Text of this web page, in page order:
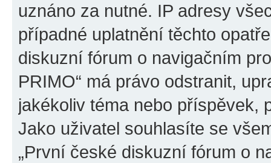
uznáno za nutné. IP adresy
případné uplatnění těchto
diskuzní fórum o navigačním
PRIMO“ má právo odstranit,
jakékoliv téma nebo příspěvek,
Jako uživatel souhlasíte se
„První české diskuzní fórum o